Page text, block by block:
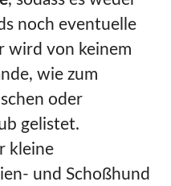
noch eventuelle
wird von keinem
wie zum
oder
gelistet.
kleine
und Schoßhund